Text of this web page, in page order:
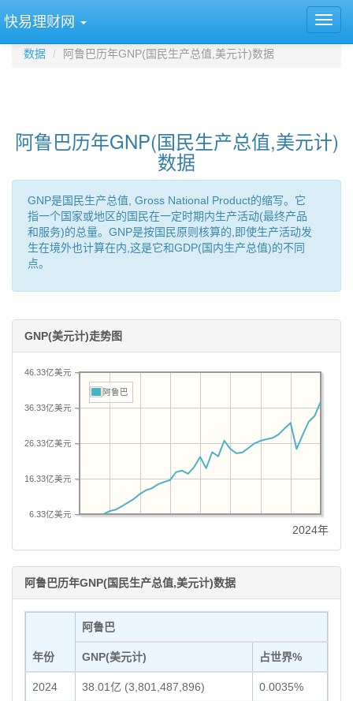
快易理财网
数据 阿鲁巴历年GNP(国民生产总值,美元计)数据
阿鲁巴历年GNP(国民生产总值,美元计)
数据
GNP是国民生产总值, Gross National Product的缩写。它
指一个国家或地区的国民在一定时期内生产活动(最终产品
和服务)的总量。GNP是按国民原则核算的,即使生产活动发
生在境外也计算在内,这是它和GDP(国内生产总值)的不同
点。
GNP(美元计)走势图
6.33亿美元
16.33亿美元
26.33亿美元
36.33亿美元
46.33亿美元
阿鲁巴
2024年
阿鲁巴历年GNP(国民生产总值,美元计)数据
年份
阿鲁巴
GNP(美元计) 占世界%
2024 38.01亿 (3,801,487,896) 0.0035%